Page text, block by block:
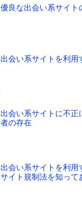
優良な出会い系サイト
出会い系サイトを利用
出会い系サイトに不正
者の存在
出会い系サイトを利用
サイト規制法を知って